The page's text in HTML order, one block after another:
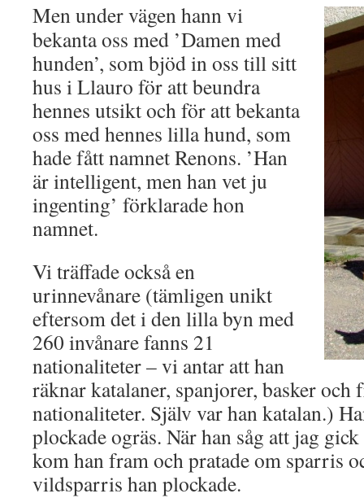
Men under vägen hann vi
bekanta oss med ’Damen med
hunden’, som bjöd in oss till sitt
hus i Llauro för att beundra
hennes utsikt och för att bekanta
oss med hennes lilla hund, som
hade fått namnet Renons. ’Han
är intelligent, men han vet ju
ingenting’ förklarade hon
namnet.
Vi träffade också en
urinnevånare (tämligen unikt
eftersom det i den lilla byn med
260 invånare fanns 21
nationaliteter – vi antar att han
räknar katalaner, spanjorer, basker
nationaliteter. Själv var han katalan.)
plockade ogräs. När han såg att jag
kom han fram och pratade om sparris
vildsparris han plockade.